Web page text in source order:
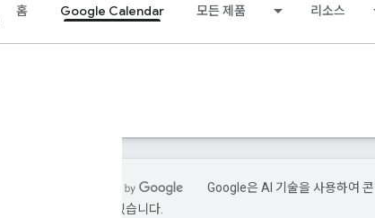
홈 Google Calendar 모든 제품 리소스
Google은 AI 기술을 사용하여
있을 수 있습니다.